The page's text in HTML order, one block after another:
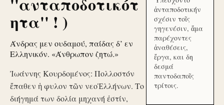
ητα'' ! )
Άνδρας μεν ουδαμού, παίδας δ’ εν
Ελληνικόν. «Άνθρωπον ζητώ.»
Ἰωάννης Κουρδομένος: Πολλοστόν
ἔπαθεν ἡ φυλον τῶν νεοἙλλήνων. Το
διήγημά των δολία μηχανή ἐστίν,
ἀνταποδοτικήν
σχέσιν τοῖς
γηγενέσιν, ἅμα
παρέχοντες
ἀναθέσεις,
ἔργα, και δη
δεσμά
παντοδαποῖς
τρίτοις.